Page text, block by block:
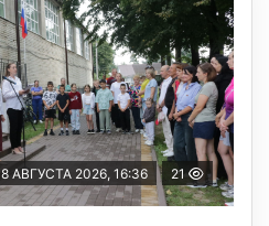
8 АВГУСТА 2026, 16:36 21